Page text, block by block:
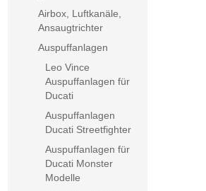
Airbox, Luftkanäle,
Ansaugtrichter
Auspuffanlagen
Leo Vince
Auspuffanlagen für
Ducati
Auspuffanlagen
Ducati Streetfighter
Auspuffanlagen für
Ducati Monster
Modelle